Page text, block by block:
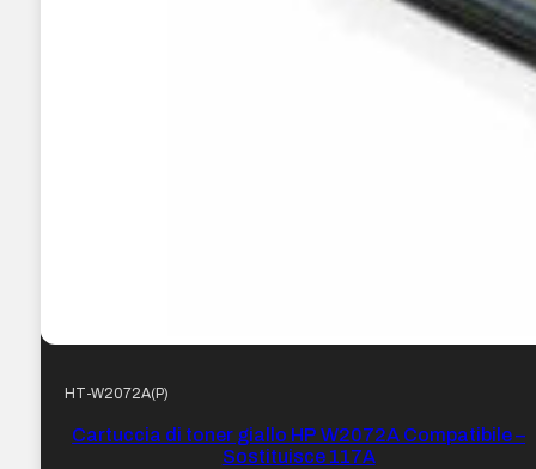
HT-W2072A(P)
Cartuccia di toner giallo HP W2072A Compatibile –
Sostituisce 117A